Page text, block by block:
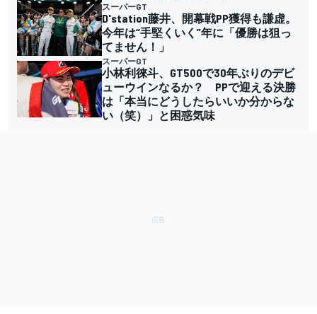
スーパーGT
D'station藤井、開幕戦PP獲得も謙虚。
今年は“手堅くいく”年に「優勝は狙っ
てません！」
スーパーGT
小林利徠斗、GT500で30年ぶりのデビ
ューウインなるか？ PPで迎える決勝
は「本当にどうしたらいいか分からな
い（笑）」と困惑気味